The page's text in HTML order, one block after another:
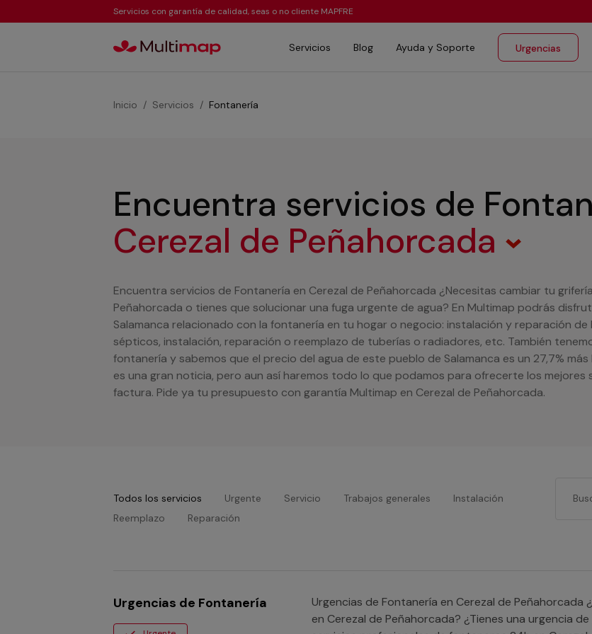
Servicios con garantía de calidad, seas o no cliente MAPFRE
Servicios Blog Ayuda y Soporte Urgencias
Inicio Servicios Fontanería
Encuentra servicios de
Cerezal de Peñahorcada
Encuentra servicios de Fontanería en Cerezal de Peñahorcada ¿Necesitas cambiar tu
Peñahorcada o tienes que solucionar una fuga urgente de agua? En Multimap podrás
Salamanca relacionado con la fontanería en tu hogar o negocio: instalación y reparación
sépticos, instalación, reparación o reemplazo de tuberías o radiadores, etc. También
fontanería y sabemos que el precio del agua de este pueblo de Salamanca es un 27,7%
es una gran noticia, pero aun así haremos todo lo que podamos para ofrecerte los
factura. Pide ya tu presupuesto con garantía Multimap en Cerezal de Peñahorcada.
Todos los servicios Urgente Servicio Trabajos generales
Instalación
Reemplazo
Reparación
Urgencias de Fontanería
Urgencias de Fontanería en Cerezal de Peñahorcada ¿Tienes una avería y buscas un fontanero 24h
en Cerezal de Peñahorcada? ¿Tienes una urgencia